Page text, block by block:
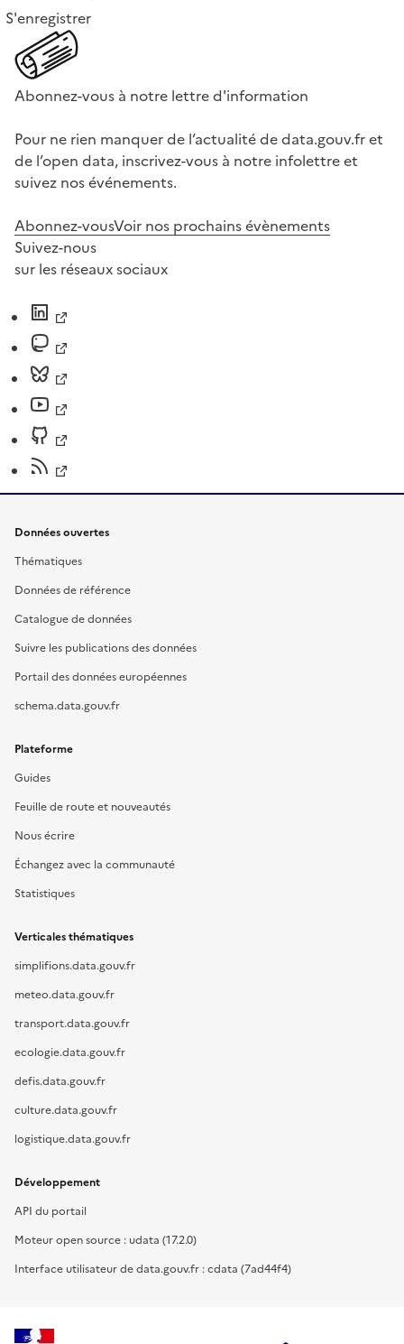
S'enregistrer
Abonnez-vous à notre lettre d'information
Pour ne rien manquer de l’actualité de data.gouv.fr et
de l’open data, inscrivez-vous à notre infolettre et
suivez nos événements.
Abonnez-vousVoir nos prochains évènements
Suivez-nous
sur les réseaux sociaux
Données ouvertes
Thématiques
Données de référence
Catalogue de données
Suivre les publications des données
Portail des données européennes
schema.data.gouv.fr
Plateforme
Guides
Feuille de route et nouveautés
Nous écrire
Échangez avec la communauté
Statistiques
Verticales thématiques
simplifions.data.gouv.fr
meteo.data.gouv.fr
transport.data.gouv.fr
ecologie.data.gouv.fr
defis.data.gouv.fr
culture.data.gouv.fr
logistique.data.gouv.fr
Développement
API du portail
Moteur open source : udata (17.2.0)
Interface utilisateur de data.gouv.fr : cdata (7ad44f4)